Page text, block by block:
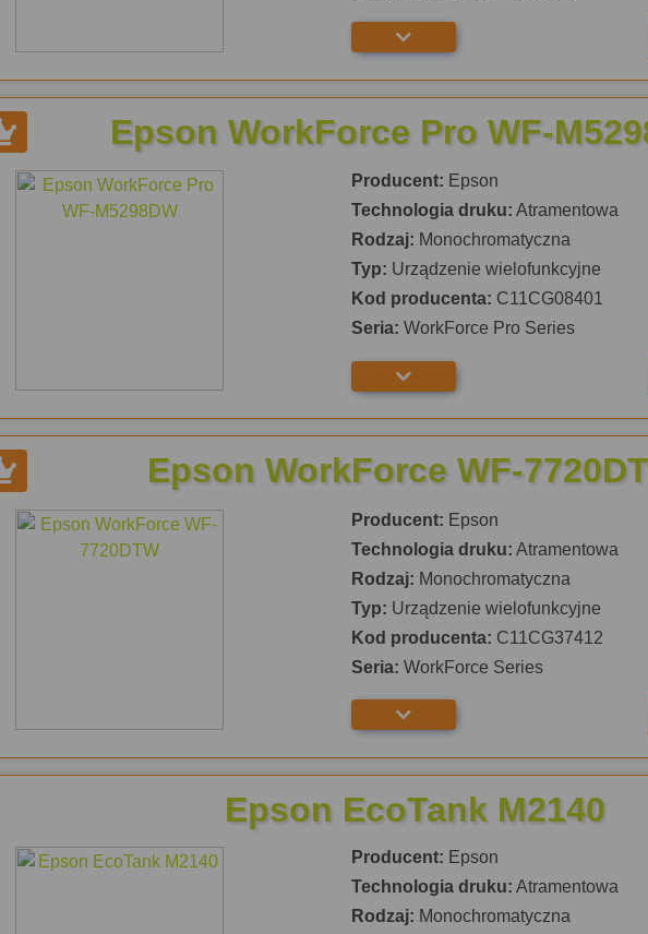
Epson WorkForce Pro WF-
Producent: Epson
Technologia druku: Atramentowa
Rodzaj: Monochromatyczna
Typ: Urządzenie wielofunkcyjne
Kod producenta: C11CG08401
Seria: WorkForce Pro Series
Epson WorkForce WF-
Producent: Epson
Technologia druku: Atramentowa
Rodzaj: Monochromatyczna
Typ: Urządzenie wielofunkcyjne
Kod producenta: C11CG37412
Seria: WorkForce Series
Epson EcoTank M2140
Producent: Epson
Technologia druku: Atramentowa
Rodzaj: Monochromatyczna